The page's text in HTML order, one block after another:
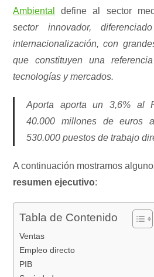
Ambiental
define al sector
sector innovador,
internacionalización, con
que constituyen una
tecnologías y mercados.
Aporta aporta un 3,6% al
40.000 millones de euros
530.000 puestos de trabajo
A continuación mostramos
resumen ejecutivo:
Tabla de Contenido
Ventas
Empleo directo
PIB